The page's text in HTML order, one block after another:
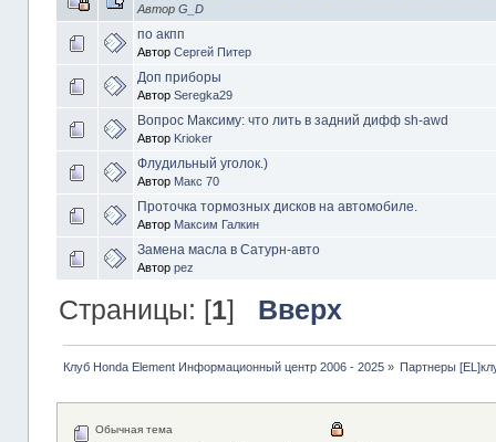
Автор G_D
по акпп
Автор Сергей Питер
Доп приборы
Автор Seregka29
Вопрос Максиму: что лить в задний дифф sh-awd
Автор Krioker
Флудильный уголок.)
Автор Макс 70
Проточка тормозных дисков на автомобиле.
Автор Максим Галкин
Замена масла в Сатурн-авто
Автор pez
Страницы: [1] Вверх
Клуб Honda Element Информационный центр 2006 - 2025» Партнеры
Обычная тема